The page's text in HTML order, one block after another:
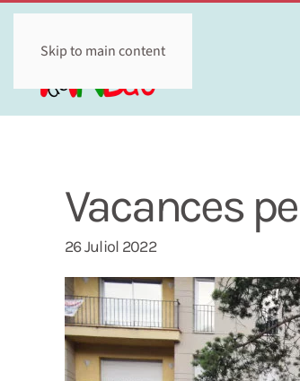
Skip to main content
Vacances
26 Juliol 2022